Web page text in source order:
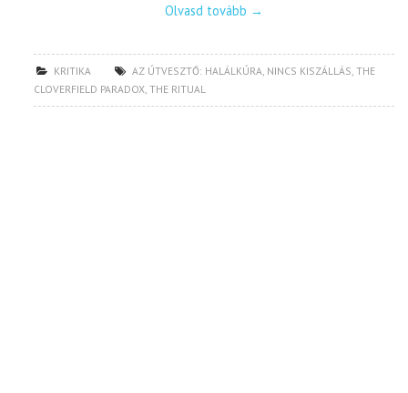
Olvasd tovább →
KRITIKA AZ ÚTVESZTŐ: HALÁLKÚRA NINCS KISZÁLLÁS ,THE
CLOVERFIELD PARADOX ,THE RITUAL